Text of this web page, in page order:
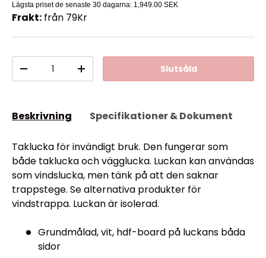
Lägsta priset de senaste 30 dagarna: 1,949.00 SEK
Frakt: från 79Kr
-
+ Slutsåld
Beskrivning Specifikationer & Dokument
Taklucka för invändigt bruk. Den fungerar som
både taklucka och vägglucka. Luckan kan användas
som vindslucka, men tänk på att den saknar
trappstege. Se alternativa produkter för
vindstrappa. Luckan är isolerad.
Grundmålad, vit, hdf-board på luckans båda
sidor